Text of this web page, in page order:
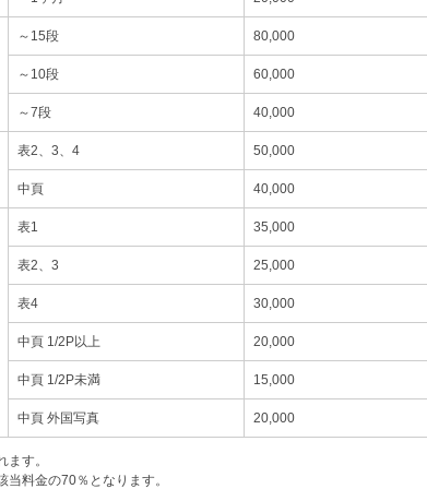
～15段 80,000
～10段 60,000
～7段 40,000
表2、3、4 50,000
中頁 40,000
表1 35,000
表2、3 25,000
表4 30,000
中頁 1/2P以上 20,000
中頁 1/2P未満 15,000
中頁 外国写真 20,000
す。
料金の70％となります。